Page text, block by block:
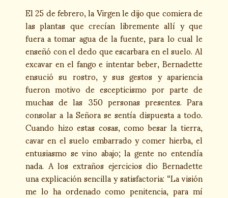
El 25 de febrero, la Virgen le dijo que comiera de
las plantas que crecían libremente allí y que
fuera a tomar agua de la fuente, para lo cual le
enseñó con el dedo que escarbara en el suelo. Al
excavar en el fango e intentar beber, Bernadette
ensució su rostro, y sus gestos y apariencia
fueron motivo de escepticismo por parte de
muchas de las 350 personas presentes. Para
consolar a la Señora se sentía dispuesta a todo.
Cuando hizo estas cosas, como besar la tierra,
cavar en el suelo embarrado y comer hierba, el
entusiasmo se vino abajo; la gente no entendía
nada. A los extraños ejercicios dio Bernadette
una explicación sencilla y satisfactoria: “La visión
me lo ha ordenado como penitencia, para mí